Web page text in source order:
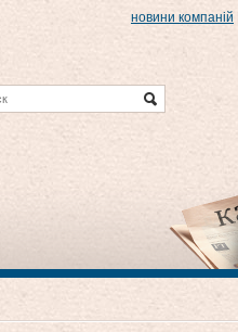
новини компаній